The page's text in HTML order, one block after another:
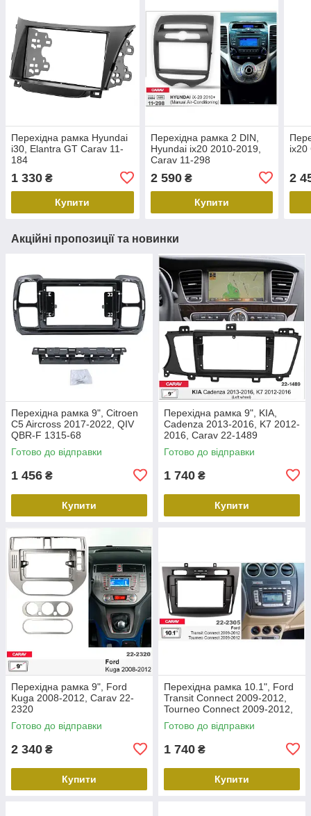
Перехідна рамка Hyundai
i30, Elantra GT Carav 11-
184
1 330 ₴
Купити
Перехідна рамка 2 DIN,
Hyundai ix20 2010-2019,
Carav 11-298
2 590₴
Купити
ix20
2
Акційні пропозиції та новинки
Перехідна рамка 9", Citroen
C5 Aircross 2017-2022, QIV
QBR-F 1315-68
Готово до відправки
1 456 ₴
Купити
Перехідна рамка 9", KIA,
Cadenza 2013-2016, K7 2012-
2016, Carav 22-1489
Готово до відправки
1 740 ₴
Купити
Перехідна рамка 9", Ford
Kuga 2008-2012, Carav 22-
2320
Готово до відправки
2 340 ₴
Купити
Перехідна рамка 10.1", Ford
Transit Connect 2009-2012,
Tourneo Connect 2009-2012,
Carav 22-2305
Готово до відправки
1 740 ₴
Купити